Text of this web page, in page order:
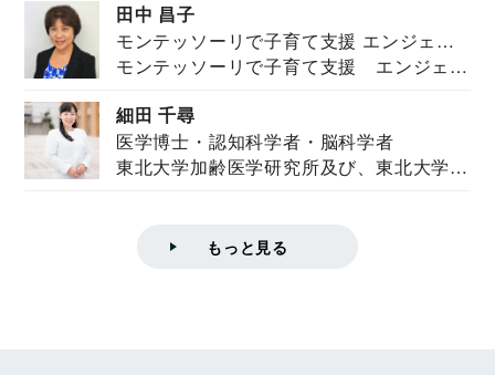
田中 昌子
モンテッソーリで子育て支援 エンジェル
ズハウス研究所所長
モンテッソーリで子育て支援 エンジェル
細田 千尋
医学博士・認知科学者・脳科学者
東北大学加齢医学研究所及び、東北大学大
もっと見る